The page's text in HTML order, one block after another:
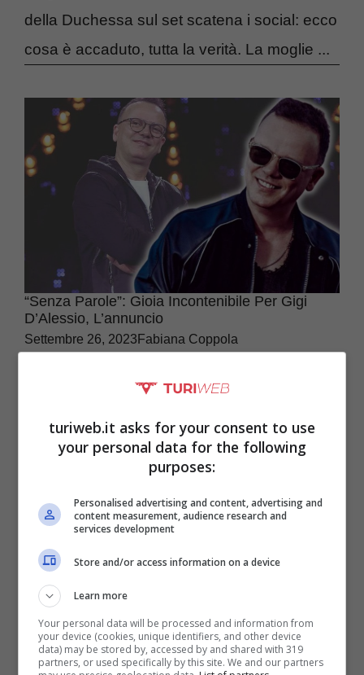
della Duchessa sul set scatena i social: ecco
cosa è accaduto, tutta la verità. La moglie ...
“Senza Parole”: Gioia Incontenibile Per Gigi
D’Alessio, L’annuncio
Settembre 26, 2023 Fabiana Coppola
accaduto: il suo video con l’annuncio fa
gioire i fan. Una gioia che nessuno riesce ...
turiweb.it asks for your consent to use
your personal data for the following
purposes:
Personalised advertising and content, advertising and
content measurement, audience research and
services development
Store and/or access information on a device
Learn more
Your personal data will be processed and information from
your device (cookies, unique identifiers, and other device
data) may be stored by, accessed by and shared with 319
partners, or used specifically by this site. We and our partners